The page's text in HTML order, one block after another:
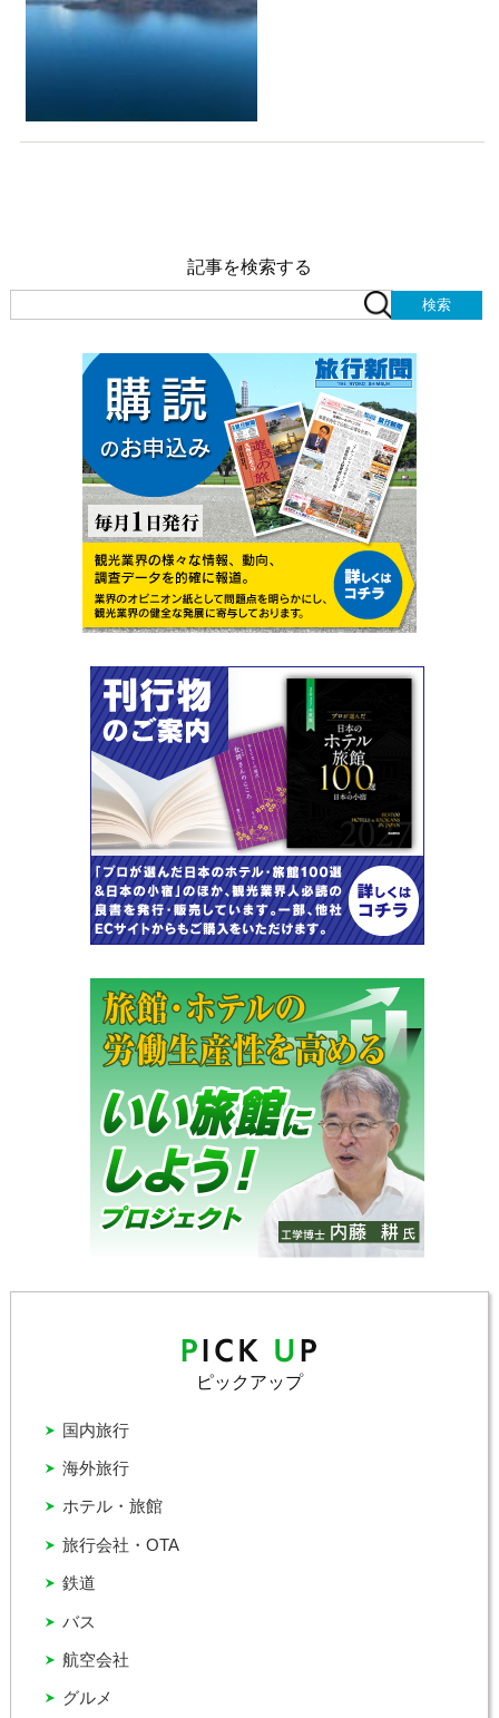
記事を検索する
ピックアップ
グルメ
バス
ホテル・旅館
国内旅行
旅行会社・OTA
海外旅行
航空会社
鉄道